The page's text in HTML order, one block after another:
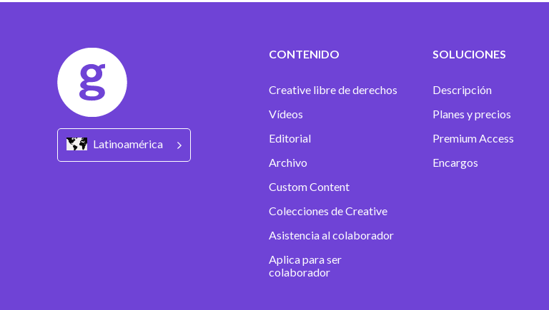
Latinoamérica
CONTENIDO
Creative libre de derechos
Vídeos
Editorial
Archivo
Custom Content
Colecciones de Creative
Asistencia al colaborador
Aplica para ser
colaborador
SOLUCIONES
Descripción
Planes y precios
Premium Access
Encargos